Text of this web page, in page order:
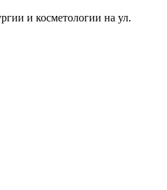
и косметологии на ул.